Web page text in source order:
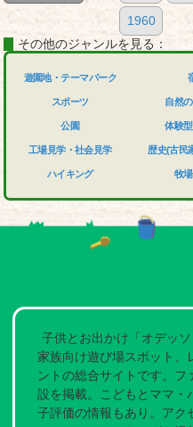
1960
その他のジャンルを見る：
遊園地・テーマパーク
スポーツ
公園
工場見学・社会見学
ハイキング
自然
体験
歴史(古民
牧
子供とお出かけ「オデッ
家族向け遊び場スポット、
ントの総合サイトです。
設を掲載。こどもとママ・
子評価の情報もあり。アク